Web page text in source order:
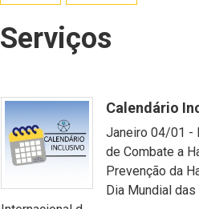
Serviços
Calendário
Janeiro 04/01 -
de Combate a
Prevenção da
Dia Mundial